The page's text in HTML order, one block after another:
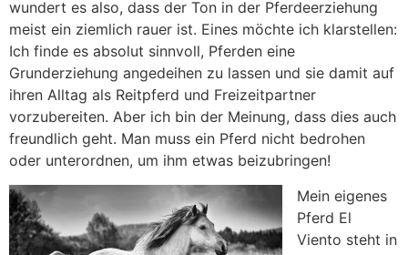
wundert es also, dass der Ton in der Pferdeerziehung
meist ein ziemlich rauer ist. Eines möchte ich klarstellen:
Ich finde es absolut sinnvoll, Pferden eine
Grunderziehung angedeihen zu lassen und sie damit auf
ihren Alltag als Reitpferd und Freizeitpartner
vorzubereiten. Aber ich bin der Meinung, dass dies auch
freundlich geht. Man muss ein Pferd nicht bedrohen
oder unterordnen, um ihm etwas beizubringen!
Mein eigenes
Pferd El
Viento steht in